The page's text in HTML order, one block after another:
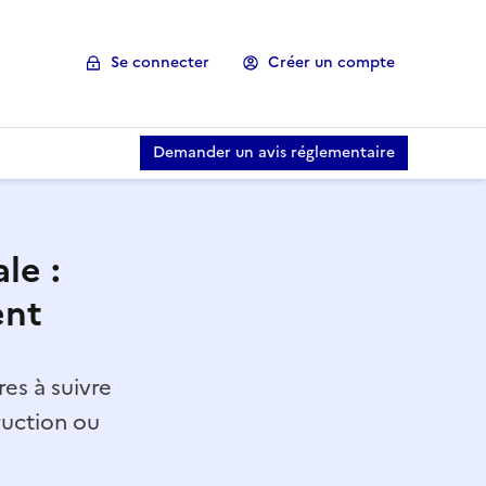
Se connecter Créer un compte
Demander un avis réglementaire
:
à suivre
ou